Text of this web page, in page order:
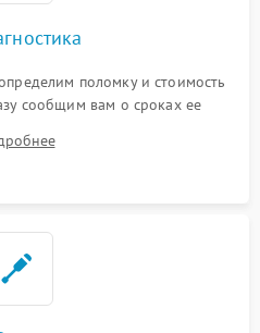
поломку и стоимость
сообщим вам о сроках ее